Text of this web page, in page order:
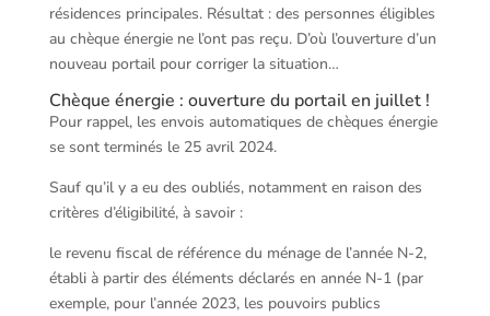
résidences principales. Résultat : des personnes éligibles
au chèque énergie ne l’ont pas reçu. D’où l’ouverture d’un
nouveau portail pour corriger la situation…
Chèque énergie : ouverture du portail en juillet !
Pour rappel, les envois automatiques de chèques énergie
se sont terminés le 25 avril 2024.
Sauf qu’il y a eu des oubliés, notamment en raison des
critères d’éligibilité, à savoir :
le revenu fiscal de référence du ménage de l’année N-2,
établi à partir des éléments déclarés en année N-1 (par
exemple, pour l’année 2023, les pouvoirs publics